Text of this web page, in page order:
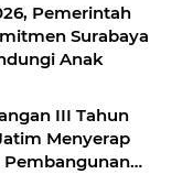
Pemerintah
Surabaya
Anak
III Tahun
Menyerap
Pembangunan